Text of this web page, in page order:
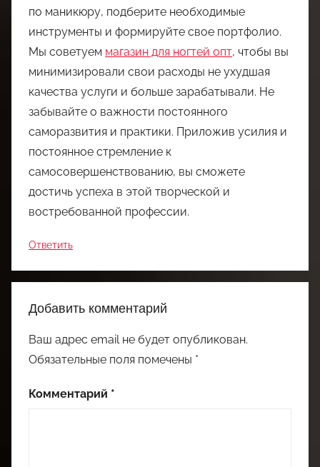
по маникюру, подберите необходимые
инструменты и формируйте свое портфолио.
Мы советуем магазин для ногтей опт, чтобы вы
минимизировали свои расходы не ухудшая
качества услуги и больше зарабатывали. Не
забывайте о важности постоянного
саморазвития и практики. Приложив усилия и
постоянное стремление к
самосовершенствованию, вы сможете
достичь успеха в этой творческой и
востребованной профессии.
Ответить
Добавить комментарий
Ваш адрес email не будет опубликован.
Обязательные поля помечены *
Комментарий *